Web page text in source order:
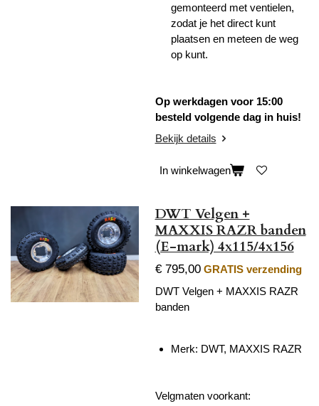
gemonteerd met ventielen,
zodat je het direct kunt
plaatsen en meteen de weg
op kunt.
Op werkdagen voor 15:00
besteld volgende dag in huis!
Bekijk details
In winkelwagen
DWT Velgen +
MAXXIS RAZR banden
(E-mark) 4x115/4x156
€ 795,00 GRATIS verzending
DWT Velgen + MAXXIS RAZR
banden
Merk: DWT, MAXXIS RAZR
Velgmaten voorkant: